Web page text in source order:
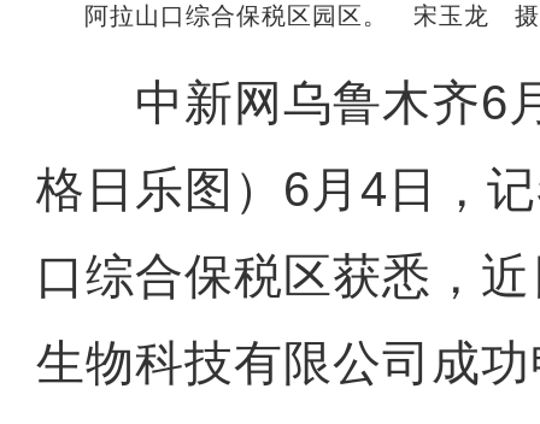
阿拉山口综合保税区园区。 宋玉龙 摄
中新网乌鲁木齐6
格日乐图）6月4日，
口综合保税区获悉，
生物科技有限公司成